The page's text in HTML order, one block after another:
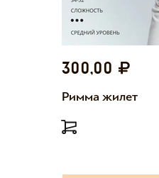
300,00
Римма жилет